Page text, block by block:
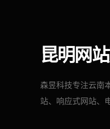
昆明网
森昱科技专注云南
站、响应式网站、